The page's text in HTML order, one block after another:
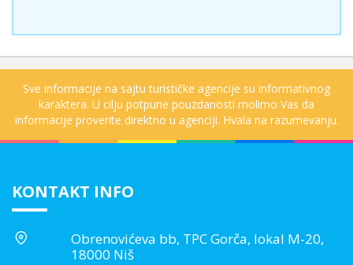
Sve informacije na sajtu turističke agencije su informativnog
karaktera. U cilju potpune pouzdanosti molimo Vas da
informacije proverite direktno u agenciji. Hvala na razumevanju.
KONTAKT INFO
Obrenovićeva bb, TPC Gorča, lokal M-20,
18000 Niš